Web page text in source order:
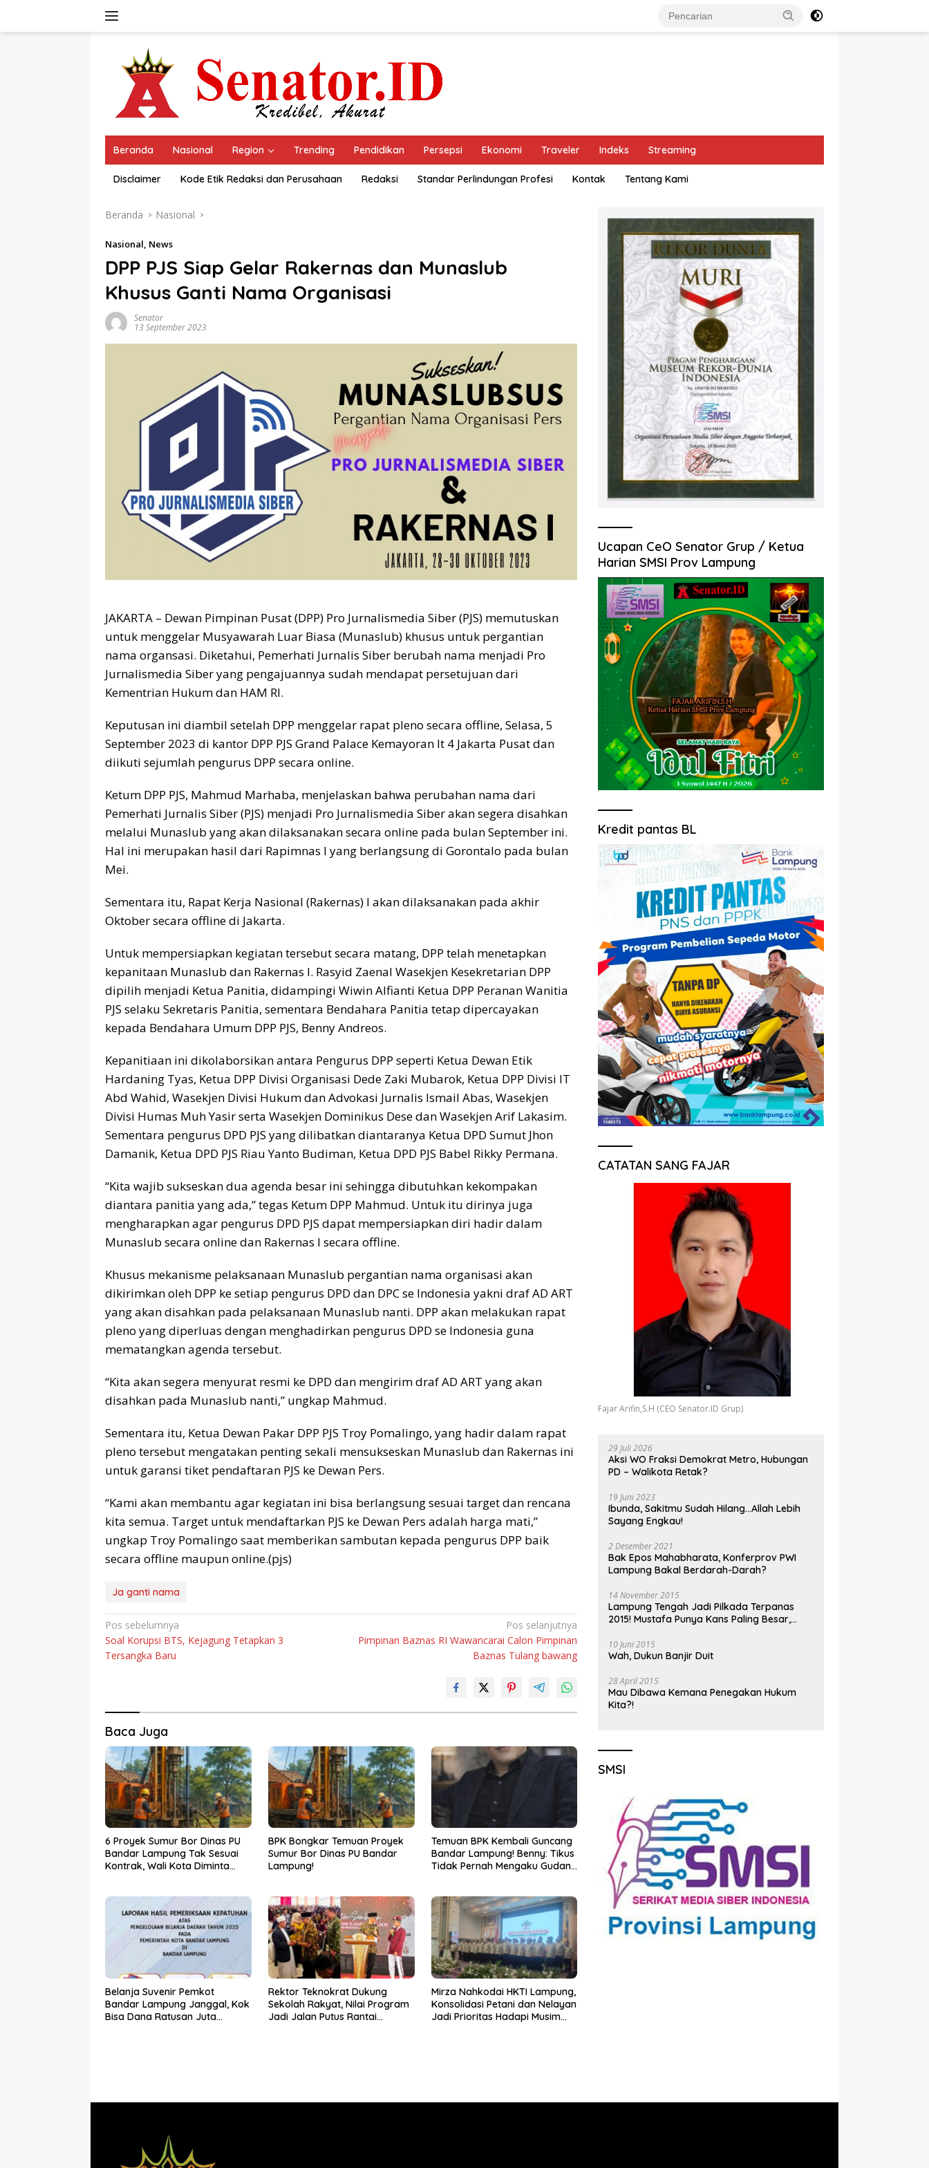
Beranda Nasional Region Trending Pendidikan Persepsi Ekonomi Traveler Indeks Streaming
Disclaimer Kode Etik Redaksi dan Perusahaan Redaksi Standar Perlindungan Profesi Kontak Tentang Kami
Beranda Nasional
Nasional, News
DPP PJS Siap Gelar Rakernas dan Munaslub
Khusus Ganti Nama Organisasi
Senator
13 September 2023
JAKARTA – Dewan Pimpinan Pusat (DPP) Pro Jurnalismedia Siber (PJS) memutuskan
untuk menggelar Musyawarah Luar Biasa (Munaslub) khusus untuk pergantian
nama organsasi. Diketahui, Pemerhati Jurnalis Siber berubah nama menjadi Pro
Jurnalismedia Siber yang pengajuannya sudah mendapat persetujuan dari
Kementrian Hukum dan HAM RI.
Keputusan ini diambil setelah DPP menggelar rapat pleno secara offline, Selasa, 5
September 2023 di kantor DPP PJS Grand Palace Kemayoran lt 4 Jakarta Pusat dan
diikuti sejumlah pengurus DPP secara online.
Ketum DPP PJS, Mahmud Marhaba, menjelaskan bahwa perubahan nama dari
Pemerhati Jurnalis Siber (PJS) menjadi Pro Jurnalismedia Siber akan segera disahkan
melalui Munaslub yang akan dilaksanakan secara online pada bulan September ini.
Hal ini merupakan hasil dari Rapimnas I yang berlangsung di Gorontalo pada bulan
Mei.
Sementara itu, Rapat Kerja Nasional (Rakernas) I akan dilaksanakan pada akhir
Oktober secara offline di Jakarta.
Untuk mempersiapkan kegiatan tersebut secara matang, DPP telah menetapkan
kepanitaan Munaslub dan Rakernas I. Rasyid Zaenal Wasekjen Kesekretarian DPP
dipilih menjadi Ketua Panitia, didampingi Wiwin Alfianti Ketua DPP Peranan Wanitia
PJS selaku Sekretaris Panitia, sementara Bendahara Panitia tetap dipercayakan
kepada Bendahara Umum DPP PJS, Benny Andreos.
Kepanitiaan ini dikolaborsikan antara Pengurus DPP seperti Ketua Dewan Etik
Hardaning Tyas, Ketua DPP Divisi Organisasi Dede Zaki Mubarok, Ketua DPP Divisi IT
Abd Wahid, Wasekjen Divisi Hukum dan Advokasi Jurnalis Ismail Abas, Wasekjen
Divisi Humas Muh Yasir serta Wasekjen Dominikus Dese dan Wasekjen Arif Lakasim.
Sementara pengurus DPD PJS yang dilibatkan diantaranya Ketua DPD Sumut Jhon
Damanik, Ketua DPD PJS Riau Yanto Budiman, Ketua DPD PJS Babel Rikky Permana.
“Kita wajib sukseskan dua agenda besar ini sehingga dibutuhkan kekompakan
diantara panitia yang ada,” tegas Ketum DPP Mahmud. Untuk itu dirinya juga
mengharapkan agar pengurus DPD PJS dapat mempersiapkan diri hadir dalam
Munaslub secara online dan Rakernas I secara offline.
Khusus mekanisme pelaksanaan Munaslub pergantian nama organisasi akan
dikirimkan oleh DPP ke setiap pengurus DPD dan DPC se Indonesia yakni draf AD ART
yang akan disahkan pada pelaksanaan Munaslub nanti. DPP akan melakukan rapat
pleno yang diperluas dengan menghadirkan pengurus DPD se Indonesia guna
mematangkan agenda tersebut.
“Kita akan segera menyurat resmi ke DPD dan mengirim draf AD ART yang akan
disahkan pada Munaslub nanti,” ungkap Mahmud.
Sementara itu, Ketua Dewan Pakar DPP PJS Troy Pomalingo, yang hadir dalam rapat
pleno tersebut mengatakan penting sekali mensukseskan Munaslub dan Rakernas ini
untuk garansi tiket pendaftaran PJS ke Dewan Pers.
“Kami akan membantu agar kegiatan ini bisa berlangsung sesuai target dan rencana
kita semua. Target untuk mendaftarkan PJS ke Dewan Pers adalah harga mati,”
ungkap Troy Pomalingo saat memberikan sambutan kepada pengurus DPP baik
secara offline maupun online.(pjs)
Ja ganti nama
Navigasi
pos
Pos sebelumnya
Soal Korupsi BTS, Kejagung Tetapkan 3
Tersangka Baru
Pos selanjutnya
Pimpinan Baznas RI Wawancarai Calon Pimpinan
Baznas Tulang bawang
Baca Juga
6 Proyek Sumur Bor Dinas PU
Bandar Lampung Tak Sesuai
Kontrak, Wali Kota Diminta
BPK Bongkar Temuan Proyek
Sumur Bor Dinas PU Bandar
Lampung!
Temuan BPK Kembali Guncang
Bandar Lampung! Benny: Tikus
Tidak Pernah Mengaku Gudang
Belanja Suvenir Pemkot
Bandar Lampung Janggal, Kok
Bisa Dana Ratusan Juta
Rektor Teknokrat Dukung
Sekolah Rakyat, Nilai Program
Jadi Jalan Putus Rantai
Mirza Nahkodai HKTI Lampung,
Konsolidasi Petani dan Nelayan
Jadi Prioritas Hadapi Musim
Ucapan CeO Senator Grup / Ketua
Harian SMSI Prov Lampung
Kredit pantas BL
CATATAN SANG FAJAR
Fajar Arifin,S.H (CEO Senator.ID Grup)
29 Juli 2026
Aksi WO Fraksi Demokrat Metro, Hubungan
PD – Walikota Retak?
19 Juni 2023
Ibunda, Sakitmu Sudah Hilang…Allah Lebih
Sayang Engkau!
2 Desember 2021
Bak Epos Mahabharata, Konferprov PWI
Lampung Bakal Berdarah-Darah?
14 November 2015
Lampung Tengah Jadi Pilkada Terpanas
2015! Mustafa Punya Kans Paling Besar,
10 Juni 2015
Wah, Dukun Banjir Duit
28 April 2015
Mau Dibawa Kemana Penegakan Hukum
Kita?!
SMSI